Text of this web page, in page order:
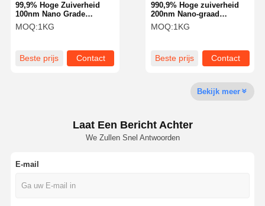
Kwaliteitscont
Role
Contacteer
Ons
Vraag Een
Offerte Aan
Holle silicamicrobolletjes
Nanobolletjes van silica
990,9% Hoge zuiverheid
200nm Nano-graad
Sferisch Silica poeder
Silica Sfeer Microsfeer
MOQ:1KG
Beste prijs Contact
99,9% Hoge Zuiverheid
100nm Nano Grade
Sferisch Silicapoeder
Silicabol Microsfeer NSS-
MOQ:1KG
Beste prijs Contact
Bekijk meer
Laat Een Bericht Achter
We Zullen Snel Antwoorden
E-mail